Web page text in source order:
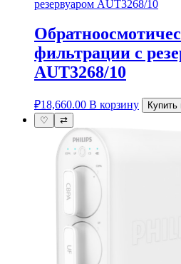
фильтрации с
AUT3268/10
₽18,660.00 В корзину
Купить
♡
⇄